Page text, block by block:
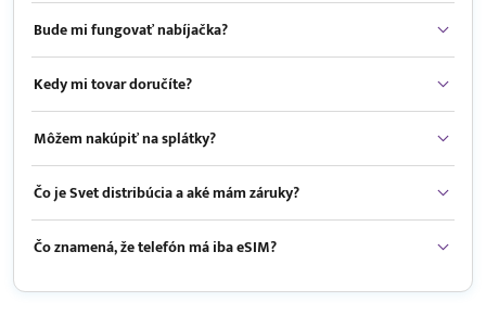
Bude mi fungovať nabíjačka?
Kedy mi tovar doručíte?
Môžem nakúpiť na splátky?
Čo je Svet distribúcia a aké mám záruky?
Čo znamená, že telefón má iba eSIM?